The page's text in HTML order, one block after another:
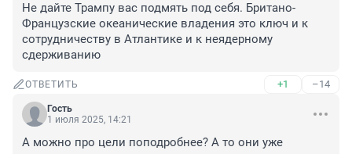
Не дайте Трампу вас подмять под себя. Британо-
Французские океанические владения это ключ и к
сотрудничеству в Атлантике и к неядерному
сдерживанию
ОТВЕТИТЬ +1 –14
Гость
1 июля 2025, 14:21
А можно про цели поподробнее? А то они уже